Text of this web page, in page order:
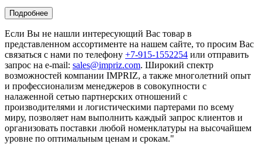
Подробнее
Если Вы не нашли интересующий Вас товар в
представленном ассортименте на нашем сайте, то просим Вас
связаться с нами по телефону +7-915-1552254 или отправить
запрос на e-mail: sales@impriz.com. Широкий спектр
возможностей компании IMPRIZ, а также многолетний опыт
и профессионализм менеджеров в совокупности с
налаженной сетью партнерских отношений с
производителями и логистическими партерами по всему
миру, позволяет нам выполнить каждый запрос клиентов и
организовать поставки любой номенклатуры на высочайшем
уровне по оптимальным ценам и срокам."